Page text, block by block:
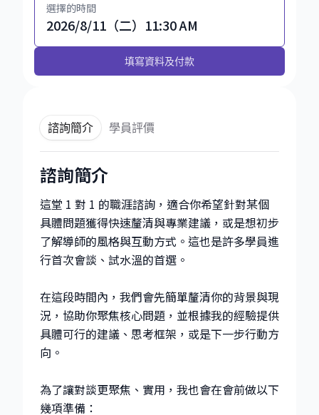
選擇的時間
2026/8/11（二）11:30 AM
填寫資料及付款
諮詢簡介 學員評價
諮詢簡介
這堂 1 對 1 的職涯諮詢，適合你希望針對某個
具體問題獲得快速釐清與專業建議，或是想初步
了解導師的風格與互動方式。這也是許多學員進
行首次會談、試水溫的首選。
在這段時間內，我們會先簡單釐清你的背景與現
況，協助你聚焦核心問題，並根據我的經驗提供
具體可行的建議、思考框架，或是下一步行動方
向。
為了讓對談更聚焦、實用，我也會在會前做以下
幾項準備：